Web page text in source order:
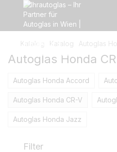
Katalog Katalog Autoglas
Autoglas Honda
Autoglas Honda Accord
Autoglas Honda CR-V
Autoglas Honda Jazz
Filter